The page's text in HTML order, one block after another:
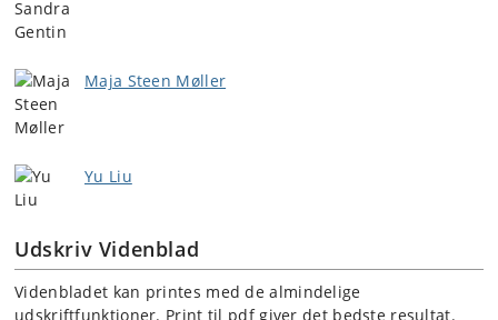
Maja Steen Møller
Yu Liu
Udskriv Videnblad
Videnbladet kan printes med de almindelige
udskriftfunktioner. Print til pdf giver det bedste resultat.